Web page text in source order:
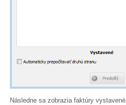
Následne sa zobrazia faktúry vystavené